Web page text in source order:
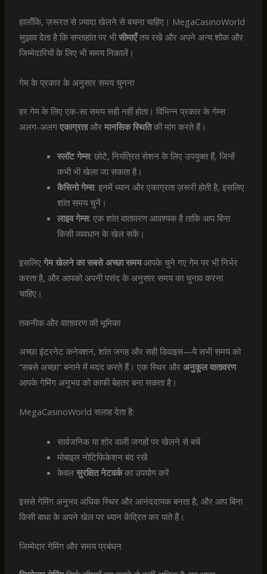
हालाँकि, ज़रूरत से ज़्यादा खेलने से बचना चाहिए। MegaCasinoWorld
सुझाव देता है कि सप्ताहांत पर भीसीमाएँतय रखें और अपने अन्य शौक और
जिम्मेदारियों के लिए भी समय निकालें।
गेम के प्रकार के अनुसार समय चुनना
हर गेम के लिए एक-सा समय सही नहीं होता। विभिन्न प्रकार के गेम्स
अलग-अलग एकाग्रताऔर मानसिक स्थितिकी मांग करते हैं।
स्लॉट गेम्स: छोटे, नियंत्रित सेशन के लिए उपयुक्त हैं, जिन्हें
कभी भी खेला जा सकता है।
कैसिनो गेम्स: इनमें ध्यान और एकाग्रता ज़रूरी होती है, इसलिए
शांत समय चुनें।
लाइव गेम्स: एक शांत वातावरण आवश्यक है ताकि आप बिना
किसी व्यवधान के खेल सकें।
इसलिए गेम खेलने का सबसे अच्छा समयआपके चुने गए गेम पर भी निर्भर
करता है, और आपको अपनी पसंद के अनुसार समय का चुनाव करना
चाहिए।
तकनीक और वातावरण की भूमिका
अच्छा इंटरनेट कनेक्शन, शांत जगह और सही डिवाइस—ये सभी समय को
“सबसे अच्छा” बनाने में मदद करते हैं। एक स्थिर और अनुकूल वातावरण
आपके गेमिंग अनुभव को काफी बेहतर बना सकता है।
MegaCasinoWorld सलाह देता है:
सार्वजनिक या शोर वाली जगहों पर खेलने से बचें
मोबाइल नोटिफिकेशन बंद रखें
केवल सुरक्षित नेटवर्कका उपयोग करें
इससे गेमिंग अनुभव अधिक स्थिर और आनंददायक बनता है, और आप बिना
किसी बाधा के अपने खेल पर ध्यान केंद्रित कर पाते हैं।
जिम्मेदार गेमिंग और समय प्रबंधन